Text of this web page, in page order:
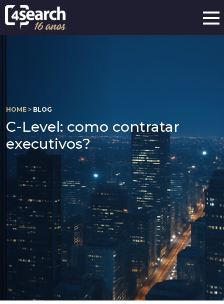
HOME > BLOG
C-Level: como contratar
executivos?